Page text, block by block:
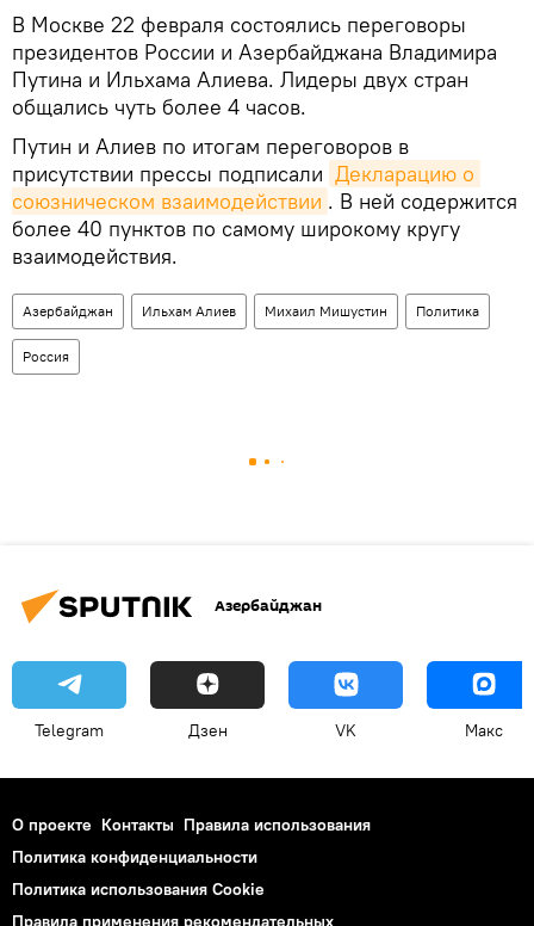
В Москве 22 февраля состоялись переговоры
президентов России и Азербайджана Владимира
Путина и Ильхама Алиева. Лидеры двух стран
общались чуть более 4 часов.
Путин и Алиев по итогам переговоров в
присутствии прессы подписали Декларацию о
союзническом взаимодействии . В ней содержится
более 40 пунктов по самому широкому кругу
взаимодействия.
Азербайджан Ильхам Алиев Михаил Мишустин Политика
Россия
Азербайджан
Telegram Дзен VK Макс
О проекте Контакты Правила использования
Политика конфиденциальности
Политика использования Cookie
Правила применения рекомендательных